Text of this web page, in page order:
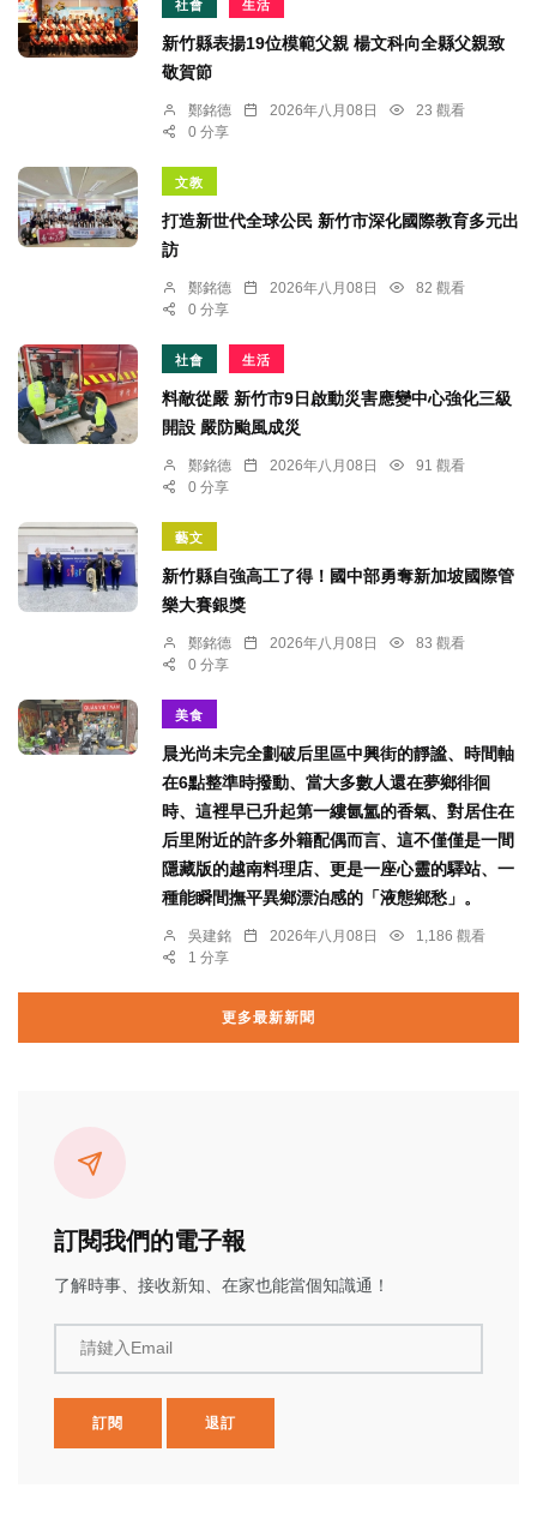
社會 生活
新竹縣表揚19位模範父親 楊文科向全縣父親致
敬賀節
鄭銘德 2026年八月08日
23 觀看
0 分享
文教
打造新世代全球公民 新竹市深化國際教育多元出
訪
鄭銘德 2026年八月08日
82 觀看
0 分享
社會 生活
料敵從嚴 新竹市9日啟動災害應變中心強化三級
開設 嚴防颱風成災
鄭銘德 2026年八月08日
91 觀看
0 分享
藝文
新竹縣自強高工了得！國中部勇奪新加坡國際管
樂大賽銀獎
鄭銘德 2026年八月08日
83 觀看
0 分享
美食
晨光尚未完全劃破后里區中興街的靜謐、時間軸
在6點整準時撥動、當大多數人還在夢鄉徘徊
時、這裡早已升起第一縷氤氳的香氣、對居住在
后里附近的許多外籍配偶而言、這不僅僅是一間
隱藏版的越南料理店、更是一座心靈的驛站、一
種能瞬間撫平異鄉漂泊感的「液態鄉愁」。
吳建銘 2026年八月08日
1,186 觀看
1 分享
更多最新新聞
訂閱我們的電子報
了解時事、接收新知、在家也能當個知識通！
請鍵入Email
訂閱 退訂